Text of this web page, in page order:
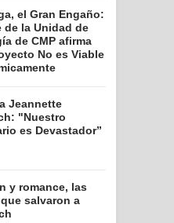
el Gran Engaño:
de la Unidad de
de CMP afirma
No es Viable
Jeannette
"Nuestro
es Devastador”
y romance, las
salvaron a